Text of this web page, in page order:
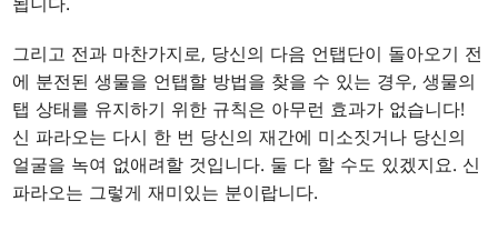
그리고 전과 마찬가지로, 당신의 다음 언탭단이 돌아오기 전
에 분전된 생물을 언탭할 방법을 찾을 수 있는 경우, 생물의
탭 상태를 유지하기 위한 규칙은 아무런 효과가 없습니다!
신 파라오는 다시 한 번 당신의 재간에 미소짓거나 당신의
얼굴을 녹여 없애려할 것입니다. 둘 다 할 수도 있겠지요. 신
파라오는 그렇게 재미있는 분이랍니다.